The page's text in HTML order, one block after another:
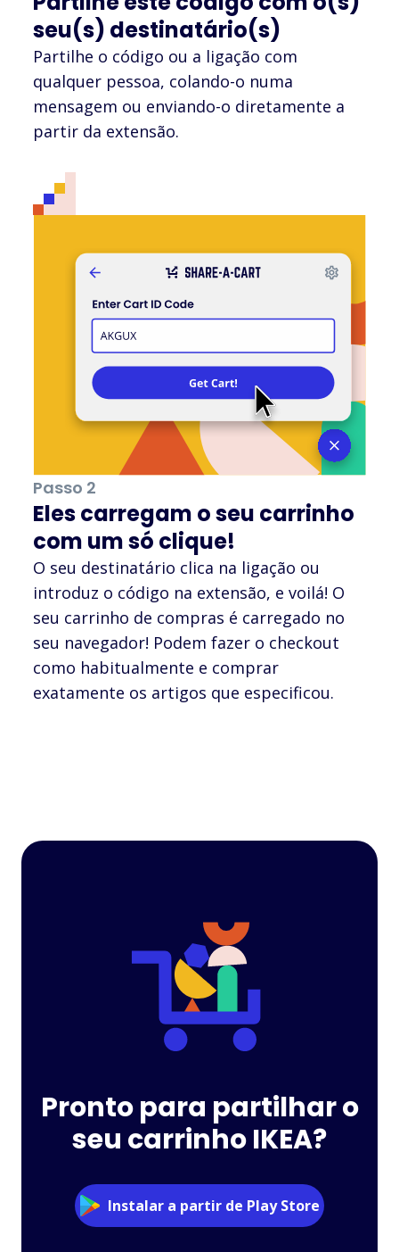
seu(s) destinatário(s)
Partilhe o código ou a ligação com
qualquer pessoa, colando-o numa
mensagem ou enviando-o diretamente a
partir da extensão.
Passo 2
Eles carregam o seu carrinho
com um só clique!
O seu destinatário clica na ligação ou
introduz o código na extensão, e voilá! O
seu carrinho de compras é carregado no
seu navegador! Podem fazer o checkout
como habitualmente e comprar
exatamente os artigos que especificou.
Pronto para partilhar o
seu carrinho IKEA?
Instalar a partir de Play Store